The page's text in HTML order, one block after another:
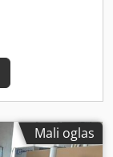
Mali oglas